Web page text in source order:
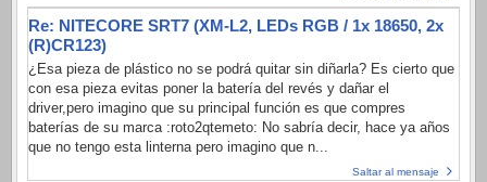
1
de
Re: NITECORE SRT7 (XM-L2, LEDs RGB / 1x 18650, 2x
(R)CR123)
¿Esa pieza de plástico no se podrá quitar sin diñarla? Es cierto que
con esa pieza evitas poner la batería del revés y dañar el
driver,pero imagino que su principal función es que compres
baterías de su marca :roto2qtemeto: No sabría decir, hace ya años
que no tengo esta linterna pero imagino que n...
Saltar al mensaje